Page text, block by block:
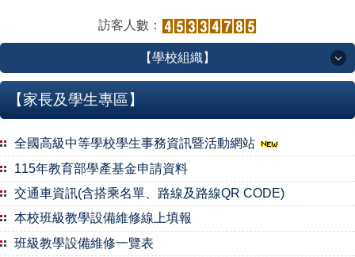
訪客人數：
【學校組織】
【學校組織】
行政單位
教學單位
網站導覽
【家長及學生專區】
全國高級中等學校學生事務資訊暨活動網站
115年教育部學產基金申請資料
交通車資訊(含搭乘名單、路線及路線QR CODE)
本校班級教學設備維修線上填報
班級教學設備維修一覽表